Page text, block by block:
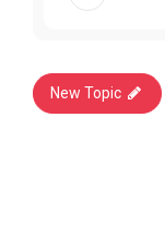
New Topic